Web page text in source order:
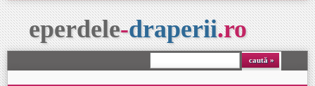
eperdele-draperii.ro